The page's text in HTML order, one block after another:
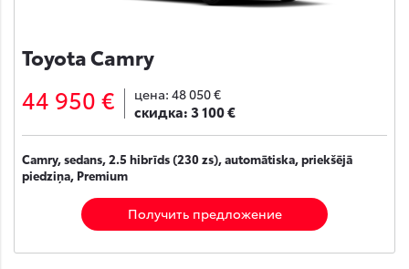
Toyota Camry
44 950 € цена: 48 050 €
скидка:3 100 €
Camry, sedans, 2.5 hibrīds (230 zs), automātiska, priekšējā
piedziņa, Premium
Получить предложение